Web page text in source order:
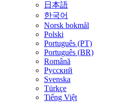
日本語
한국어
Norsk bokmål
Polski
Português (PT)
Português (BR)
Română
Русский
Svenska
Türkçe
Tiếng Việt